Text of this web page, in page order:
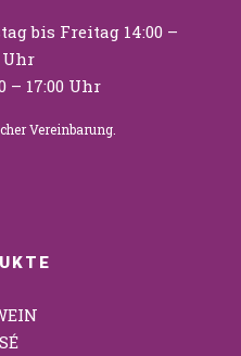
bis Freitag 14:00 –
Uhr
– 17:00 Uhr
Vereinbarung.